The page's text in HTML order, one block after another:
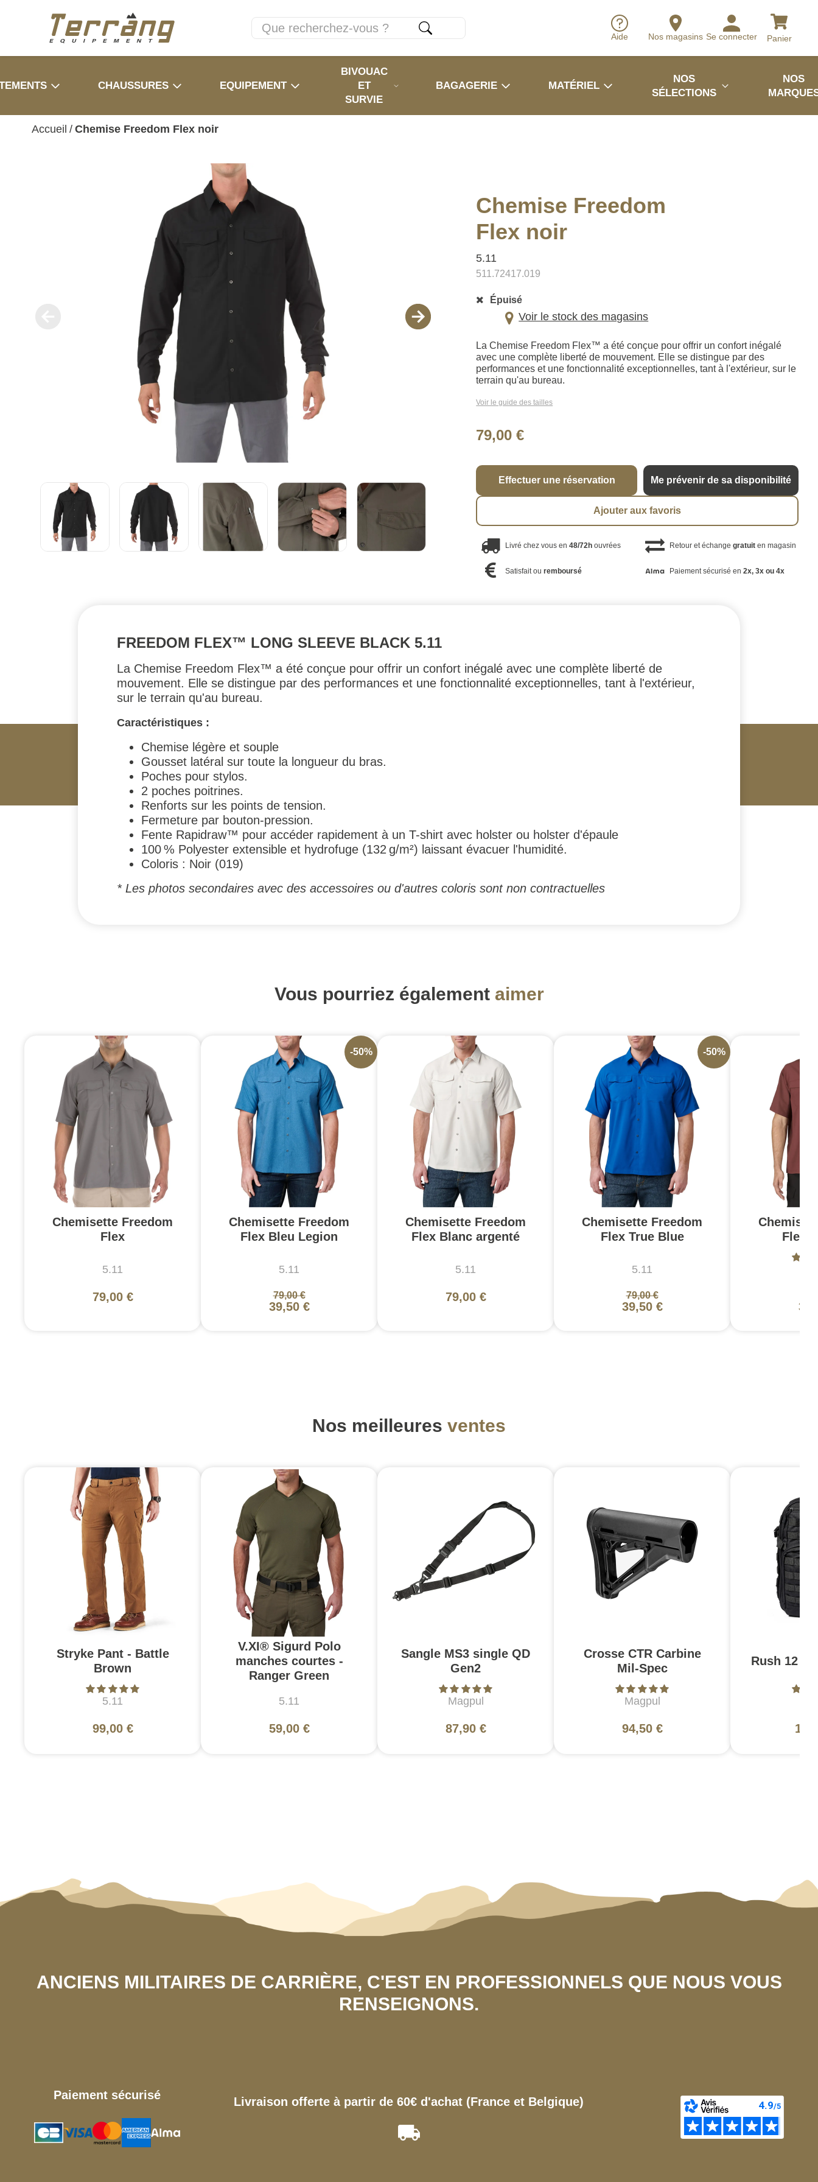
Aide Nos magasins Se connecter Panier
CHAUSSURES EQUIPEMENT
BIVOUAC
ET
SURVIE
BAGAGERIE MATÉRIEL
NOS
SÉLECTIONS
NOS
Accueil / Chemise Freedom Flex noir
Chemise Freedom
Flex noir
5.11
511.72417.019
Épuisé
Voir le stock des magasins
La Chemise Freedom Flex™ a été conçue pour offrir un confort inégalé
avec une complète liberté de mouvement. Elle se distingue par des
performances et une fonctionnalité exceptionnelles, tant à l'extérieur, sur le
terrain qu'au bureau.
Voir le guide des tailles
79,00 €
Effectuer une réservation Me prévenir de sa disponibilité
Ajouter aux favoris
Livré chez vous en48/72h ouvrées Retour et échange gratuiten magasin
Satisfait ouremboursé Paiement sécurisé en 2x, 3x ou 4x
FREEDOM FLEX™ LONG SLEEVE BLACK 5.11
La Chemise Freedom Flex™ a été conçue pour offrir un confort inégalé avec une complète liberté de
mouvement. Elle se distingue par des performances et une fonctionnalité exceptionnelles, tant à l'extérieur,
sur le terrain qu'au bureau.
Caractéristiques :
Chemise légère et souple
Gousset latéral sur toute la longueur du bras.
Poches pour stylos.
2 poches poitrines.
Renforts sur les points de tension.
Fermeture par bouton-pression.
Fente Rapidraw™ pour accéder rapidement à un T-shirt avec holster ou holster d'épaule
100 % Polyester extensible et hydrofuge (132 g/m²) laissant évacuer l'humidité.
Coloris : Noir (019)
* Les photos secondaires avec des accessoires ou d'autres coloris sont non contractuelles
Vous pourriez également aimer
Chemisette Freedom
Flex
5.11
79,00 €
Chemisette Freedom
Flex Bleu Legion
5.11
79,00 €
39,50 €
-50%
Chemisette Freedom
Flex Blanc argenté
5.11
79,00 €
Chemisette Freedom
Flex True Blue
5.11
79,00 €
39,50 €
-50%
Flex
Nos meilleures ventes
Stryke Pant - Battle
Brown
5.11
99,00 €
V.XI® Sigurd Polo
manches courtes -
Ranger Green
5.11
59,00 €
Sangle MS3 single QD
Gen2
Magpul
87,90 €
Crosse CTR Carbine
Mil-Spec
Magpul
94,50 €
Rush 12
ANCIENS MILITAIRES DE CARRIÈRE, C'EST EN PROFESSIONNELS QUE NOUS VOUS
RENSEIGNONS.
Paiement sécurisé Livraison offerte à partir de 60€ d'achat (France et Belgique)